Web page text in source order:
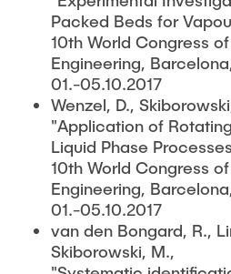
Packed Beds for
10th World Congress
Engineering,
01.-05.10.2017
Wenzel, D.,
"Application of
Liquid Phase
10th World Congress
Engineering,
01.-05.10.2017
van den Bongard, R.,
Skiborowski, M.,